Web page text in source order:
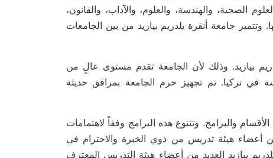
الصحية، والهندسة، والعلوم، والآداب، والقانون،
وتتميز جامعة أنقرة يلدريم بيازيد من بين الجامعات
بيازيد. وذلك لأن الجامعة تقدم مستوى عالٍ من
في تركيا. تم تجهيز حرم الجامعة بمرافق حديثة
والبرامج. وتتنوع هذه البرامج وفقاً لاهتمامات
أعضاء هيئة تدريس من ذوي الخبرة والاحترام في
بيازيد العديد من أعضاء هيئة التدريس المعترف